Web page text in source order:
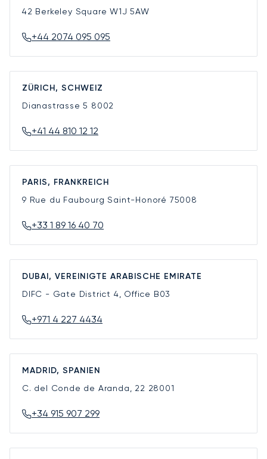
42 Berkeley SquareW1J 5AW
+44 2074 095 095
ZÜRICH, SCHWEIZ
Dianastrasse 5 8002
+41 44 810 12 12
PARIS, FRANKREICH
9 Rue du Faubourg Saint-Honoré 75008
+33 1 89 16 40 70
DUBAI, VEREINIGTE ARABISCHE EMIRATE
DIFC - Gate District 4, Office B03
+971 4 227 4434
MADRID, SPANIEN
C. del Conde de Aranda, 22 28001
+34 915 907 299